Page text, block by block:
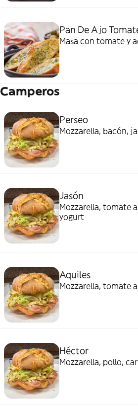
Pan De Ajo
Masa con tomate y
Camperos
Perseo
Mozzarella, bacón,
Jasón
Mozzarella, tomate
yogurt
Aquiles
Mozzarella, tomate
Héctor
Mozzarella, pollo,